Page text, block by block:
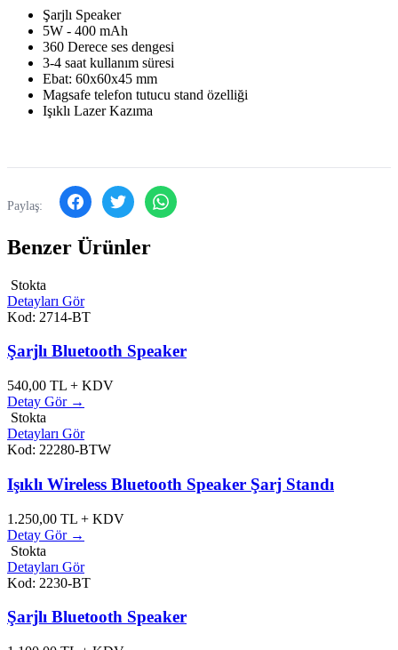
Şarjlı Speaker
5W - 400 mAh
360 Derece ses dengesi
3-4 saat kullanım süresi
Ebat: 60x60x45 mm
Magsafe telefon tutucu stand özelliği
Işıklı Lazer Kazıma
Paylaş:
Benzer Ürünler
Stokta
Detayları Gör
Kod: 2714-BT
Şarjlı Bluetooth Speaker
540,00 TL + KDV
Detay Gör →
Stokta
Detayları Gör
Kod: 22280-BTW
Işıklı Wireless Bluetooth Speaker Şarj Standı
1.250,00 TL + KDV
Detay Gör →
Stokta
Detayları Gör
Kod: 2230-BT
Şarjlı Bluetooth Speaker